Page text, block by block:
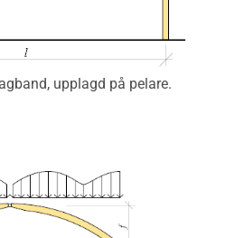
upplagd på pelare.